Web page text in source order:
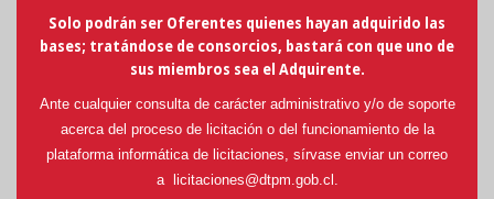
Solo podrán ser Oferentes quienes hayan adquirido las
bases; tratándose de consorcios, bastará con que uno de
sus miembros sea el Adquirente.
Ante cualquier consulta de carácter administrativo y/o de soporte
acerca del proceso de licitación o del funcionamiento de la
plataforma informática de licitaciones, sírvase enviar un correo
a
licitaciones@dtpm.gob.cl